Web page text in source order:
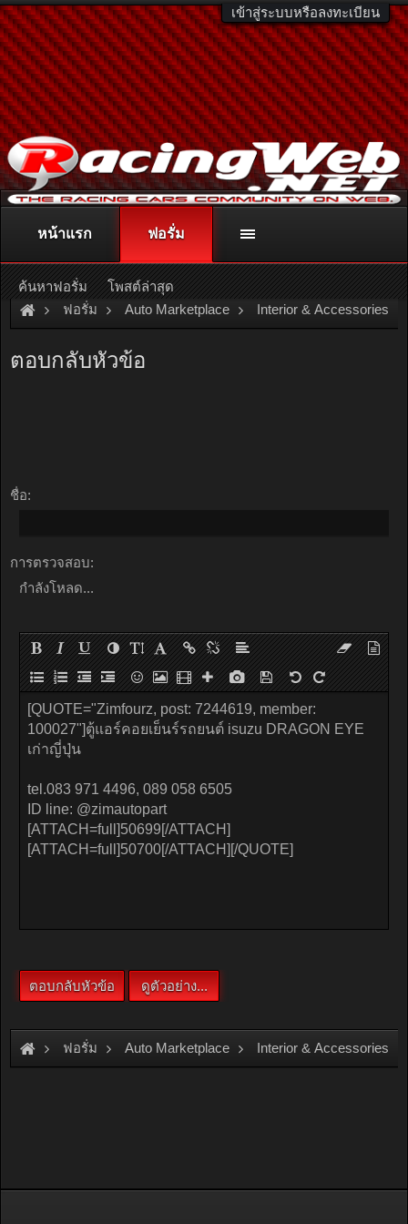
เข้าสู่ระบบหรือลงทะเบียน
ติดต่อลงโฆษณา racingweb@gmail.comหรือโทร. 081-811-1138
หรืออ่านรายละเอียดเพิ่มเติม คลิกที่นี่
ฟอรั่ม Auto Marketplace Interior & Accessories
ตอบกลับหัวข้อ
ชื่อ:
การตรวจสอบ:
กำลังโหลด...
ฟอรั่ม Auto Marketplace Interior & Accessories
หน้าแรก ฟอรั่ม
ค้นหาฟอรั่ม โพสต์ล่าสุด